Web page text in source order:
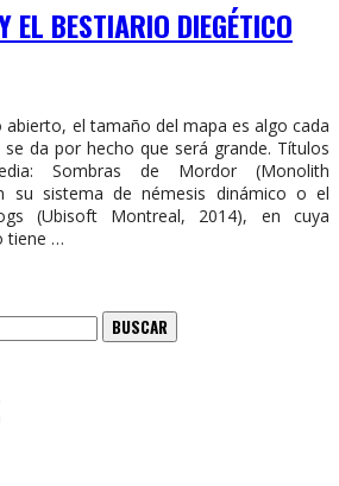
EL BESTIARIO DIEGÉTICO
abierto, el tamaño del mapa es algo cada
da por hecho que será grande. Títulos
Sombras de Mordor (Monolith
su sistema de némesis dinámico o el
(Ubisoft Montreal, 2014), en cuya
tiene …